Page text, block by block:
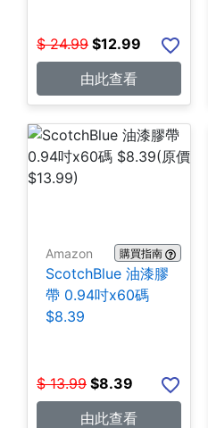
$ 24.99 $12.99
由此查看
Amazon 購買指南
ScotchBlue 油漆膠
帶 0.94吋x60碼
$8.39
$ 13.99 $8.39
由此查看